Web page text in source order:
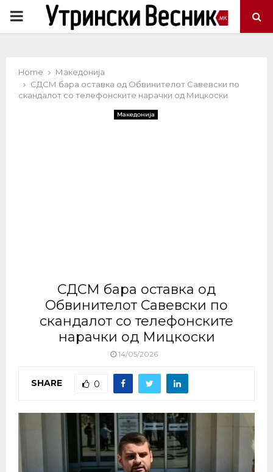
PRIMARY
Home
Македонија
СДСМ бара оставка од Обвинителот Савевски по
скандалот со телефонските нарачки од Мицкоски
Македонија
СДСМ бара оставка од
Обвинителот Савевски по
скандалот со телефонските
нарачки од Мицкоски
14/05/2026
SHARE 0